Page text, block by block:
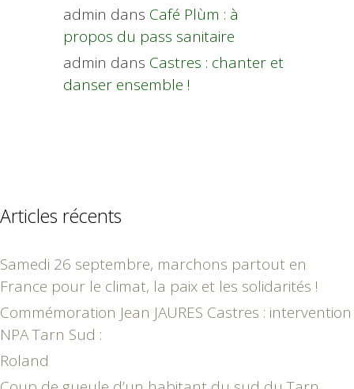
admin dans Café Plùm : à
propos du pass sanitaire
admin dans Castres : chanter et
danser ensemble !
Articles récents
Samedi 26 septembre, marchons partout en
France pour le climat, la paix et les solidarités !
Commémoration Jean JAURES Castres : intervention
NPA Tarn Sud :
Roland